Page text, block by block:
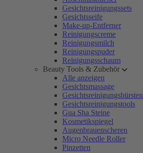
Gesichtsreinigungssets
Gesichtsseife
Make-up-Entferner
Reinigungscreme
Reinigungsmilch
Reinigungspuder
Reinigungsschaum
Beauty Tools & Zubehör
Alle anzeigen
Gesichtsmassage
Gesichtsreinigungsbürsten
Gesichtsreinigungstools
Gua Sha Steine
Kosmetikspiegel
Augenbrauenscheren
Micro Needle Roller
Pinzetten